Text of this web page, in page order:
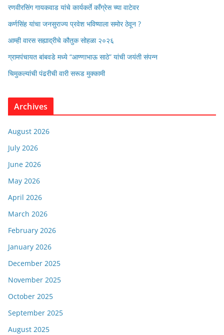
रणवीरसिंग गायकवाड यांचे कार्यकर्ते कॉंग्रेस च्या वाटेवर
कर्णसिंह यांचा जनसुराज्य प्रवेश भविष्याला समोर ठेवून ?
आम्ही वारस सह्याद्रीचे कौतुक सोहळा २०२६
ग्रामपंचायत बांबवडे मध्ये “आण्णाभाऊ साठे” यांची जयंती संपन्न
चिमुकल्यांची पंढरीची वारी सरूड मुक्कामी
Archives
August 2026
July 2026
June 2026
May 2026
April 2026
March 2026
February 2026
January 2026
December 2025
November 2025
October 2025
September 2025
August 2025